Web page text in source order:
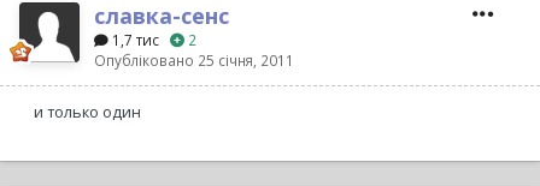
славка-сенс
1,7 тис
2
Опубліковано 25 січня, 2011
и только один